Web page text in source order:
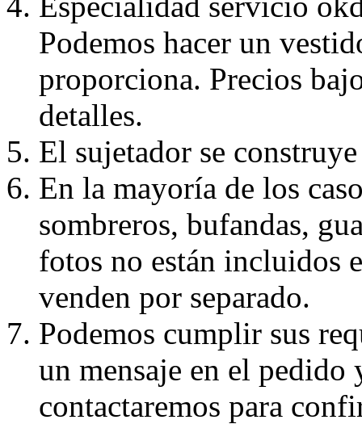
Podemos hacer un
proporciona. Precios
detalles.
El sujetador se
En la mayoría de los
sombreros, bufandas,
fotos no están incluidos
venden por separado.
Podemos cumplir sus
un mensaje en el pedido
contactaremos para